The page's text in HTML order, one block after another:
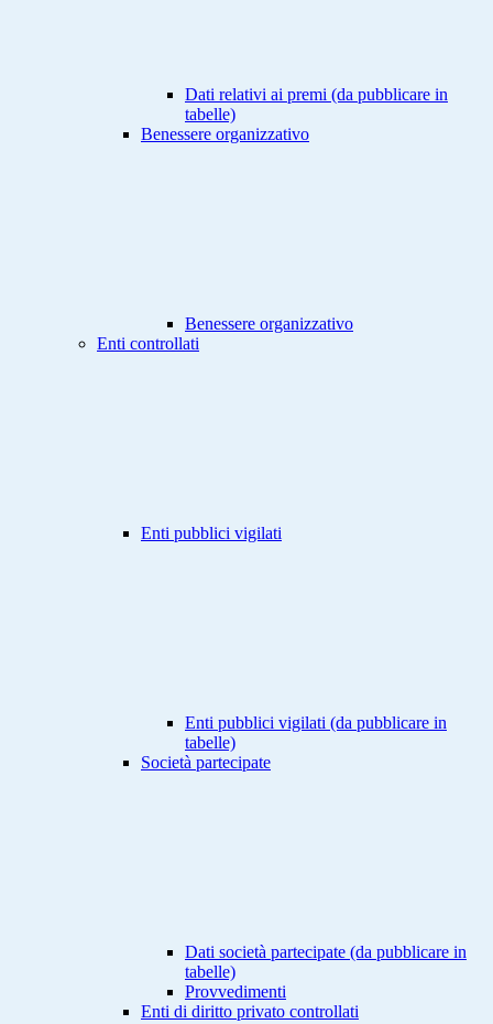
Dati relativi ai premi (da pubblicare in
tabelle)
Benessere organizzativo
Benessere organizzativo
Enti controllati
Enti pubblici vigilati
Enti pubblici vigilati (da pubblicare in
tabelle)
Società partecipate
Dati società partecipate (da pubblicare in
tabelle)
Provvedimenti
Enti di diritto privato controllati